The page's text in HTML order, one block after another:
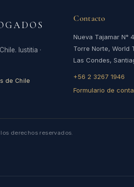
Iustitia ·
de Chile
Contacto
Nueva Tajamar N°
Torre Norte, World
Las Condes,
+56 2 3267 1946
Formulario de
derechos reservados.